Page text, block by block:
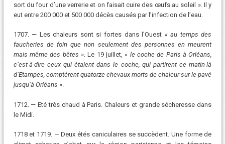
sort du four d’une verrerie et on faisait cuire des œufs au soleil ». Il y
eut entre 200 000 et 500 000 décès causés par l’infection de l’eau.
1707. — Les chaleurs sont si fortes dans l’Ouest « au temps des
faucheries de foin que non seulement des personnes en meurent
mais même des bêtes ». Le 19 juillet, « le coche de Paris à Orléans,
c’est-à-dire ceux qui étaient dans le coche, qui partirent ce matin-là
d’Etampes, comptèrent quatorze chevaux morts de chaleur sur le pavé
jusqu’à Orléans ».
1712. — Eté très chaud à Paris. Chaleurs et grande sécheresse dans
le Midi.
1718 et 1719. — Deux étés caniculaires se succèdent. Une forme de